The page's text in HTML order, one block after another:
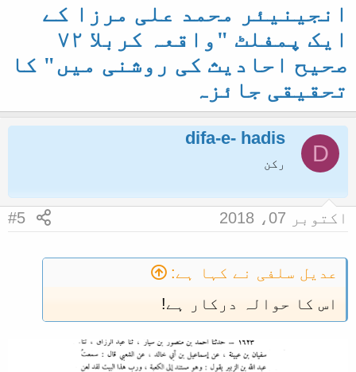
انجینیئر محمد علی مرزا کے
ایک پمفلٹ "واقعہ کربلا ٧٢
صحیح احادیث کی روشنی میں" کا
تحقیقی جائزہ
D
difa-e- hadis
رکن
اکتوبر 07، 2018 #5
عدیل سلفی نے کہا ہے:
اس کا حوالہ درکار ہے!